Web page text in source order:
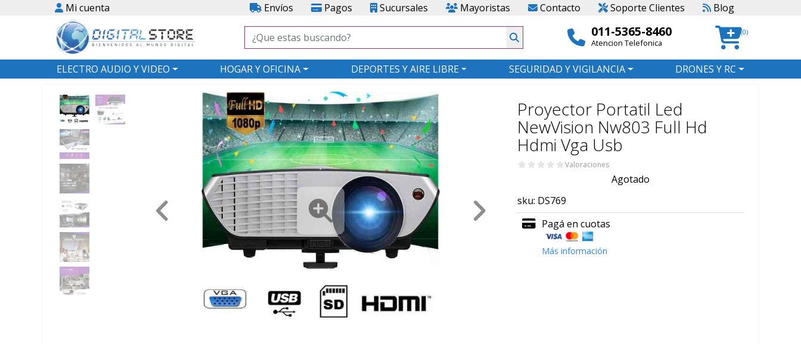
Mi cuenta Envíos Pagos Sucursales Mayoristas Contacto Soporte Clientes Blog
011-5365-8460
Atencion Telefonica
(0)
ELECTRO AUDIO Y VIDEO HOGAR Y OFICINA DEPORTES Y AIRE LIBRE SEGURIDAD Y VIGILANCIA DRONES Y RC
Proyector Portatil Led
NewVision Nw803 Full Hd
Hdmi Vga Usb
Valoraciones
Agotado
sku: DS769
Pagá en cuotas
Más información